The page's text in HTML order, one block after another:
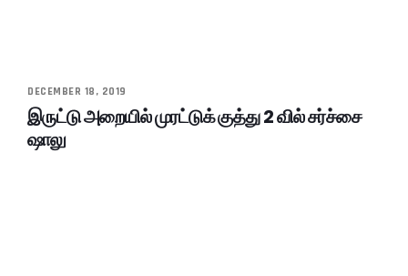
DECEMBER 18, 2019
இருட்டு அறையில் முரட்டுக் குத்து 2 வில் சர்ச்சை
ஷாலு